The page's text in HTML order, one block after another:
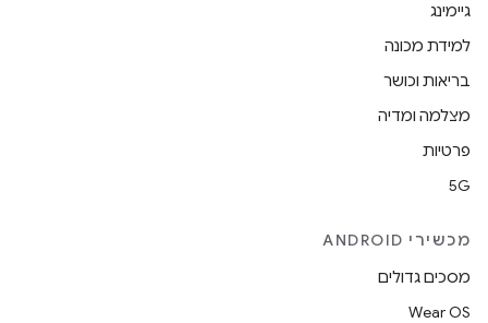
גיימינג
למידת מכונה
בריאות וכושר
מצלמה ומדיה
פרטיות
5G
מכשירי ANDROID
מסכים גדולים
Wear OS